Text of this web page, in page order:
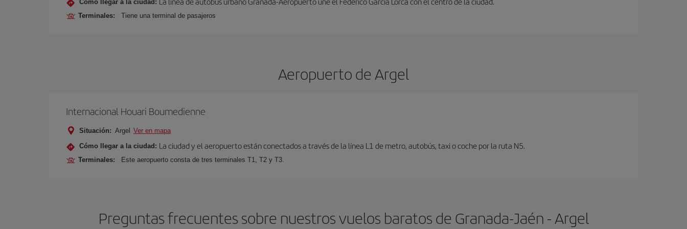
Cómo llegar a la ciudad:
Terminales: Tiene una terminal de pasajeros
Aeropuerto de Argel
Internacional Houari Boumedienne
Situación: Argel Ver en mapa
Cómo llegar a la ciudad: La ciudad y el aeropuerto están conectados a través de la línea L1 de metro, autobús, taxi o coche por la ruta N5.
Terminales: Este aeropuerto consta de tres terminales T1, T2 y T3.
Preguntas frecuentes sobre nuestros vuelos baratos de Granada-Jaén - Argel